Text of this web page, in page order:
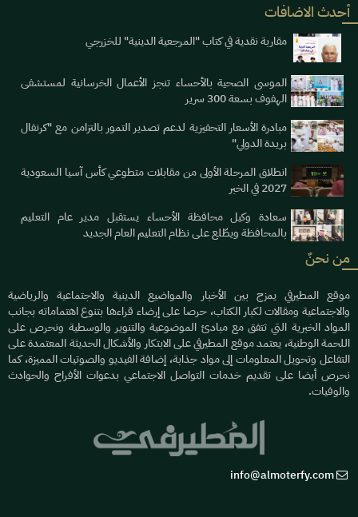
أحدث الاضافات
مقاربة نقدية في كتاب "المرجعية الدينية" للخزرجي
الموسى الصحية بالأحساء تنجز الأعمال الخرسانية لمستشفى
الهفوف بسعة 300 سرير
مبادرة الأسعار التحفيزية لدعم تصدير التمور بالتزامن مع "كرنفال
بريدة الدولي"
انطلاق المرحلة الأولى من مقابلات متطوعي كأس آسيا السعودية
2027 في الخبر
سعادة وكيل محافظة الأحساء يستقبل مدير عام التعليم
بالمحافظة ويطّلع على نظام التعليم العام الجديد
من نحنٌ
موقع المطيرفي يمزج بين الأخبار والمواضيع الدينية والاجتماعية والرياضية
والاجتماعية ومقالات لكبار الكتاب، حرصا على إرضاء قراءها بتنوع اهتماماته بجانب
المواد الخبرية التي تتفق مع مبادئ الموضوعية والتنوير والوسطية ونحرص على
اللحمة الوطنية، يعتمد موقع المطيرفي على الابتكار والأشكال الحديثة المعتمدة على
التفاعل وتحويل المعلومات إلى مواد جذابة، إضافة الفيديو والصوتيات المميزة، كما
نحرص أيضا على تقديم خدمات التواصل الاجتماعي بدعوات الأفراح والحوادث
والوفيات.
info@almoterfy.com